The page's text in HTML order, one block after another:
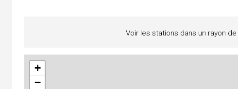
Voir les stations dans un rayon de
+
−